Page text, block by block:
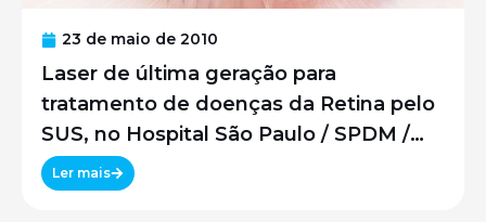
23 de maio de 2010
Laser de última geração para
tratamento de doenças da Retina pelo
SUS, no Hospital São Paulo / SPDM /
UNIFESP
Ler mais